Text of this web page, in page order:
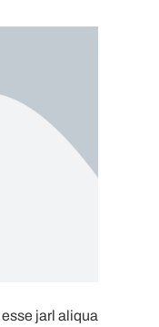
jarl aliqua